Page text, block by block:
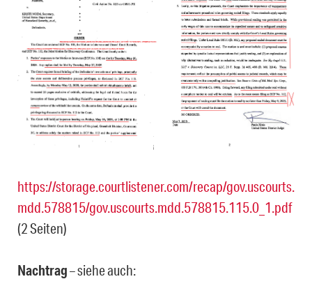
https://storage.courtlistener.com/recap/gov.uscourts.
mdd.578815/gov.uscourts.mdd.578815.115.0_1.pdf
(2 Seiten)
Nachtrag– siehe auch: